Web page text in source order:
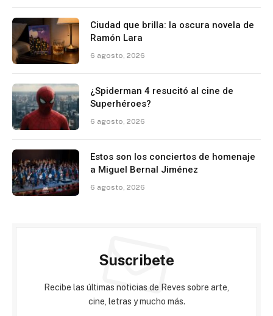
Ciudad que brilla: la oscura novela de
Ramón Lara
6 agosto, 2026
¿Spiderman 4 resucitó al cine de
Superhéroes?
6 agosto, 2026
Estos son los conciertos de homenaje
a Miguel Bernal Jiménez
6 agosto, 2026
Suscribete
Recibe las últimas noticias de Reves sobre arte,
cine, letras y mucho más.